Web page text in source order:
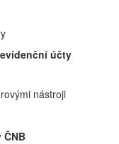
účty
nástroji